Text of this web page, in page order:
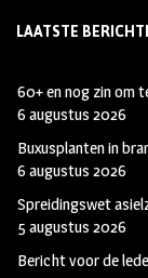
LAATSTE
60+ en nog zin om
6 augustus 2026
Buxusplanten in
6 augustus 2026
Spreidingswet
5 augustus 2026
Bericht voor de